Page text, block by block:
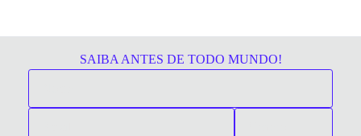
SAIBA ANTES DE TODO MUNDO!